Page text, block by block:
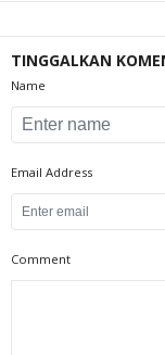
TINGGALKAN
Name
Email Address
Comment